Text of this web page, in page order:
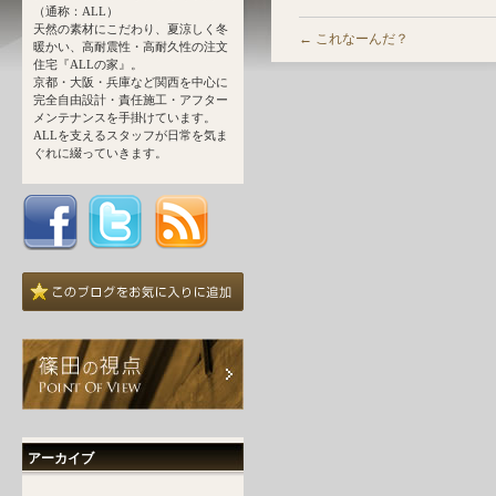
（通称：ALL）
天然の素材にこだわり、夏涼しく冬
暖かい、高耐震性・高耐久性の注文
住宅『ALLの家』。
京都・大阪・兵庫など関西を中心に
完全自由設計・責任施工・アフター
メンテナンスを手掛けています。
ALLを支えるスタッフが日常を気ま
ぐれに綴っていきます。
アーカイブ
← これなーんだ？